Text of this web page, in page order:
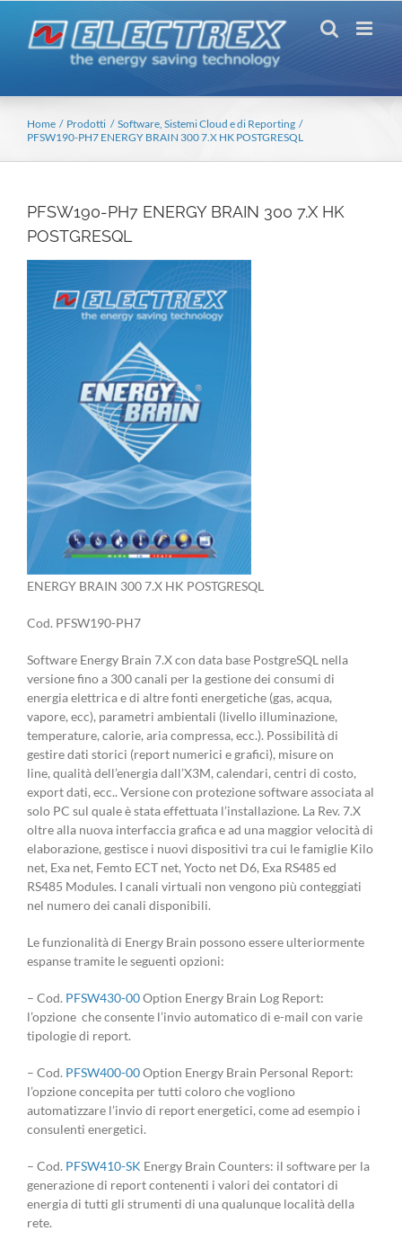
contenuto
Home Prodotti
Software, Sistemi Cloud e di Reporting
PFSW190-PH7 ENERGY BRAIN 300 7.X HK POSTGRESQL
PFSW190-PH7 ENERGY BRAIN 300 7.X HK
POSTGRESQL
ENERGY BRAIN 300 7.X HK POSTGRESQL
Cod. PFSW190-PH7
Software Energy Brain 7.X con data base PostgreSQL nella
versione fino a 300 canali per la gestione dei consumi di
energia elettrica e di altre fonti energetiche (gas, acqua,
vapore, ecc), parametri ambientali (livello illuminazione,
temperature, calorie, aria compressa, ecc.). Possibilità di
gestire dati storici (report numerici e grafici), misure on
line, qualità dell’energia dall’X3M, calendari, centri di costo,
export dati, ecc.. Versione con protezione software associata al
solo PC sul quale è stata effettuata l’installazione. La Rev. 7.X
oltre alla nuova interfaccia grafica e ad una maggior velocità di
elaborazione, gestisce i nuovi dispositivi tra cui le famiglie Kilo
net, Exa net, Femto ECT net, Yocto net D6, Exa RS485 ed
RS485 Modules. I canali virtuali non vengono più conteggiati
nel numero dei canali disponibili.
Le funzionalità di Energy Brain possono essere ulteriormente
espanse tramite le seguenti opzioni:
– Cod. PFSW430-00Option Energy Brain Log Report:
l’opzione che consente l’invio automatico di e-mail con varie
tipologie di report.
– Cod. PFSW400-00Option Energy Brain Personal Report:
l’opzione concepita per tutti coloro che vogliono
automatizzare l’invio di report energetici, come ad esempio i
consulenti energetici.
– Cod. PFSW410-SK Energy Brain Counters: il software per la
generazione di report contenenti i valori dei contatori di
energia di tutti gli strumenti di una qualunque località della
rete.